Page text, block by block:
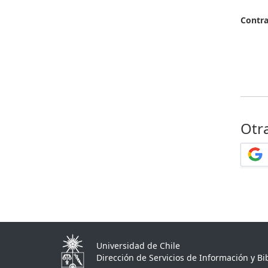
Universidad de Chile
Dirección de Servicios de Información y